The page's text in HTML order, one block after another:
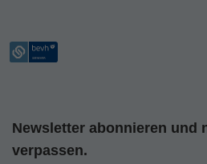
Newsletter abonnieren und
verpassen.